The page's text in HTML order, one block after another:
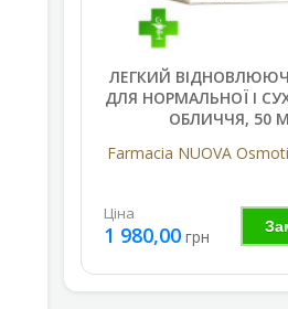
ЛЕГКИЙ
ДЛЯ НОРМАЛЬНОЇ І
ОБЛИЧЧЯ, 50
Farmacia NUOVA
Ціна
1 980,00грн